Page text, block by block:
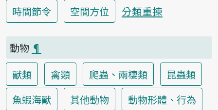
時間節令
空間方位 分類重揀
動物 ¶
獸類
禽類 爬蟲、兩棲類
昆蟲類
魚蝦海獸
其他動物
動物形體、行為